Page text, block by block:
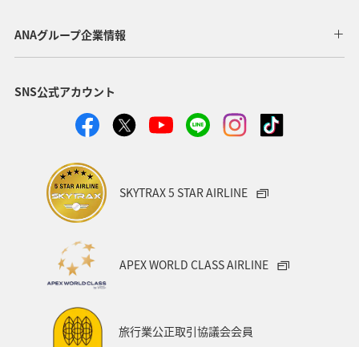
福島県 出張グルメ マイルを使う ライフ
記念日 ANA Mall
ANAグループ企業情報
SNS公式アカウント
SKYTRAX 5 STAR AIRLINE
APEX WORLD CLASS AIRLINE
旅行業公正取引協議会会員